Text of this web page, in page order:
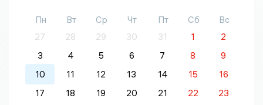
Пн Вт Ср Чт Пт Сб
Вс
27
28 29 30 31 1
2
3
4 5 6 7 8
9
10
11 12 13 14 15
16
17
18 19 20 21 22
23